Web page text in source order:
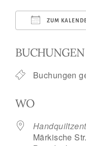
ZUM
BUCHUNGEN
Buchungen
WO
Märkische